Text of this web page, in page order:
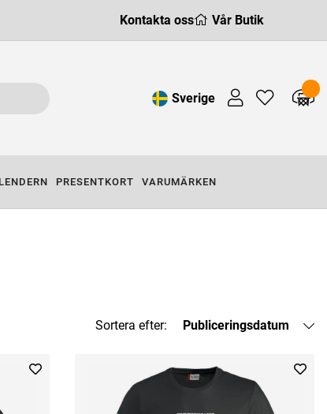
Kontakta oss Vår Butik
Sverige
PRESENTKORT VARUMÄRKEN
Sortera efter: Publiceringsdatum